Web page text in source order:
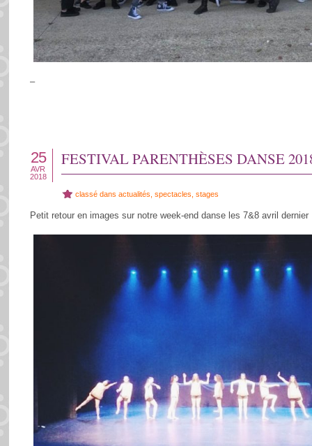
–
FESTIVAL PARENTHÈSES DANSE
25
AVR
2018
classé dans actualités spectacles stages
Petit retour en images sur notre week-end danse les 7&8 avril dernier